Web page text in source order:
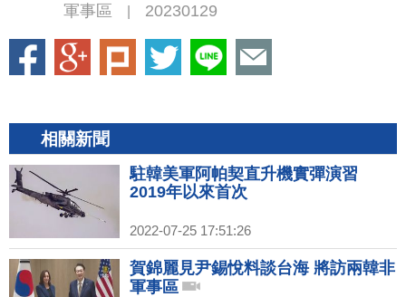
軍事區
20230129
相關新聞
駐韓美軍阿帕契直升機實彈演習
2019年以來首次
2022-07-25 17:51:26
賀錦麗見尹錫悅料談台海 將訪兩韓非
軍事區